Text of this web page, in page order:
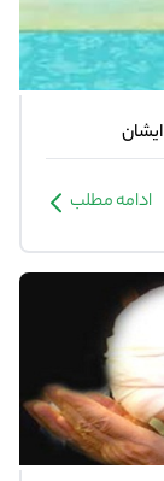
ادامه مطلب